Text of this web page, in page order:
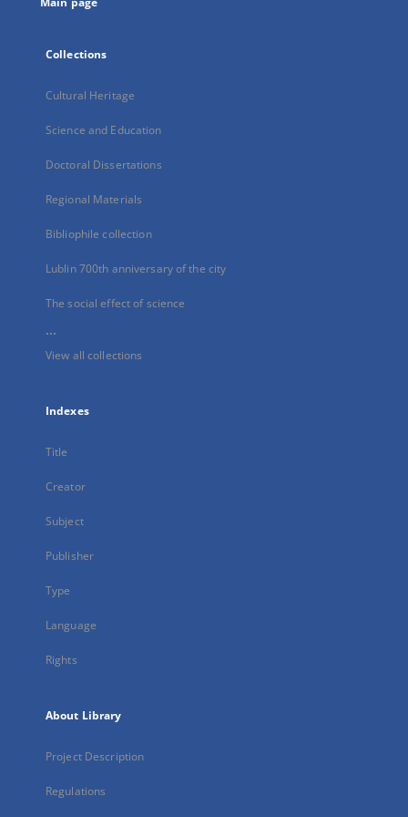
Collections
Cultural Heritage
Science and Education
Doctoral Dissertations
Regional Materials
Bibliophile collection
Lublin 700th anniversary of the city
The social effect of science
...
View all collections
Indexes
Title
Creator
Subject
Publisher
Type
Language
Rights
About Library
Project Description
Regulations